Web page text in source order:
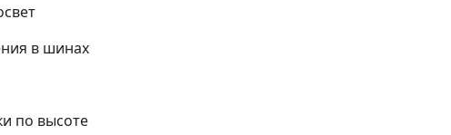
в шинах
по высоте